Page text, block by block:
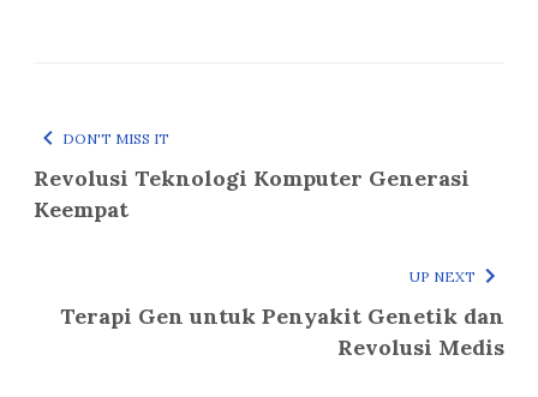
DON'T MISS IT
Revolusi Teknologi Komputer Generasi
Keempat
UP NEXT
Terapi Gen untuk Penyakit Genetik dan
Revolusi Medis